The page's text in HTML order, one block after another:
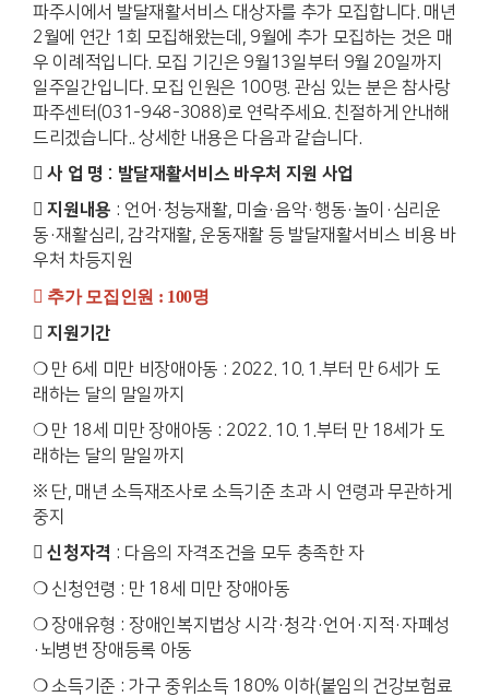
파주시에서 발달재활서비스 대상자를 추가 모집합니다. 매년
2월에 연간 1회 모집해왔는데, 9월에 추가 모집하는 것은 매
우 이례적입니다. 모집 기긴은 9월13일부터 9월 20일까지
일주일간입니다. 모집 인원은 100명. 관심 있는 분은 참사랑
파주센터(031-948-3088)로 연락주세요. 친절하게 안내해
드리겠습니다.. 상세한 내용은 다음과 같습니다.
 사 업 명 : 발달재활서비스 바우처 지원 사업
 지원내용 : 언어·청능재활, 미술·음악·행동·놀이·심리운
동·재활심리, 감각재활, 운동재활 등 발달재활서비스 비용 바
우처 차등지원
 추가 모집인원 : 100명
 지원기간
❍ 만 6세 미만 비장애아동 : 2022. 10. 1.부터 만 6세가 도
래하는 달의 말일까지
❍ 만 18세 미만 장애아동 : 2022. 10. 1.부터 만 18세가 도
래하는 달의 말일까지
※ 단, 매년 소득재조사로 소득기준 초과 시 연령과 무관하게
중지
 신청자격 : 다음의 자격조건을 모두 충족한 자
❍ 신청연령 : 만 18세 미만 장애아동
❍ 장애유형 : 장애인복지법상 시각·청각·언어·지적·자폐성
·뇌병변 장애등록 아동
❍ 소득기준 : 가구 중위소득 180% 이하(붙임의 건강보험료